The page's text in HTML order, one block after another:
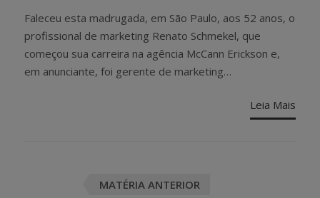
ON
Faleceu esta madrugada, em São Paulo, aos 52 anos, o
profissional de marketing Renato Schmekel, que
começou sua carreira na agência McCann Erickson e,
em anunciante, foi gerente de marketing…
Leia Mais
navigation
MATÉRIA ANTERIOR